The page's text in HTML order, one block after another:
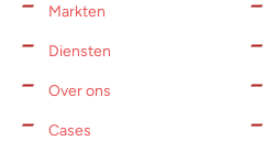
Markten
Diensten
Over ons
Cases